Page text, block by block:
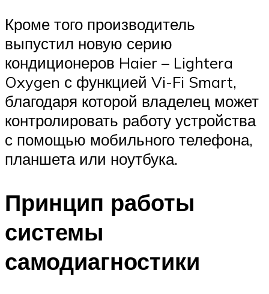
Кроме того производитель
выпустил новую серию
кондиционеров Haier – Lightera
Oxygen с функцией Vi-Fi Smart,
благодаря которой владелец может
контролировать работу устройства
с помощью мобильного телефона,
планшета или ноутбука.
Принцип работы
системы
самодиагностики